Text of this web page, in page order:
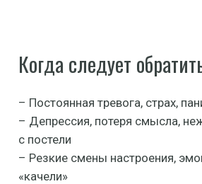
Когда следует
– Постоянная тревога, страх,
– Депрессия, потеря смысла,
с постели
– Резкие смены настроения,
«качели»